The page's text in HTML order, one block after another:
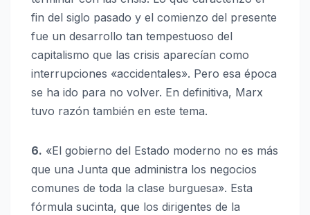
fin del siglo pasado y el comienzo del presente
fue un desarrollo tan tempestuoso del
capitalismo que las crisis aparecían como
interrupciones «accidentales». Pero esa época
se ha ido para no volver. En definitiva, Marx
tuvo razón también en este tema.
6. «El gobierno del Estado moderno no es más
que una Junta que administra los negocios
comunes de toda la clase burguesa». Esta
fórmula sucinta, que los dirigentes de la